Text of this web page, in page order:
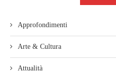
Approfondimenti
Arte & Cultura
Attualità